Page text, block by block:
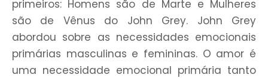
primeiros: Homens são de Marte e Mulheres
são de Vênus do John Grey. John Grey
abordou sobre as necessidades emocionais
primárias masculinas e femininas. O amor é
uma necessidade emocional primária tanto